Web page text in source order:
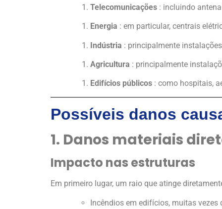
Telecomunicações : incluindo
Energia : em particular, centrais
Indústria : principalmente
Agricultura : principalmente
Edifícios públicos : como hospitais,
Possíveis danos
1. Danos materiais
Impacto nas estruturas
Em primeiro lugar, um raio que atinge
Incêndios em edifícios, muitas vezes